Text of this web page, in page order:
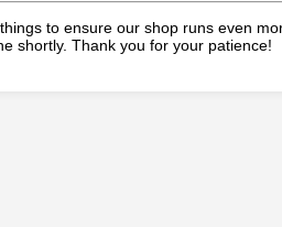
to ensure our shop runs even
shortly. Thank you for your patience!